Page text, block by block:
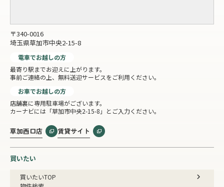
〒340-0016
埼玉県草加市中央2-15-8
電車でお越しの方
最寄り駅までお迎えに上がります。
事前ご連絡の上、無料送迎サービスをご利用ください。
お車でお越しの方
店舗裏に専用駐車場がございます。
カーナビには「草加市中央2-15-8」とご入力ください。
草加西口店 賃貸サイト
買いたい
買いたいTOP